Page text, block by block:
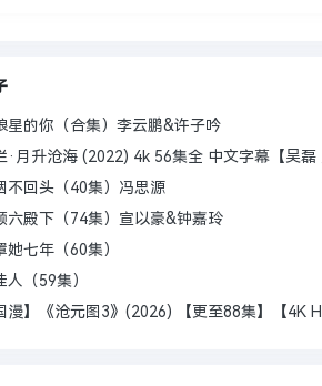
星的你（合集）李云鹏&许子吟
·月升沧海 (2022) 4k 56集全 中文字幕【吴磊
不回头（40集）冯思源
六殿下（74集）宣以豪&钟嘉玲
她七年（60集）
人（59集）
漫】《沧元图3》(2026) 【更至88集】【4K